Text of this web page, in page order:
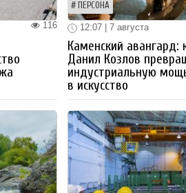
116
ПЕРСОНА
12:07 | 7 августа
Каменский авангард:
Данил Козлов
индустриальную
в искусство